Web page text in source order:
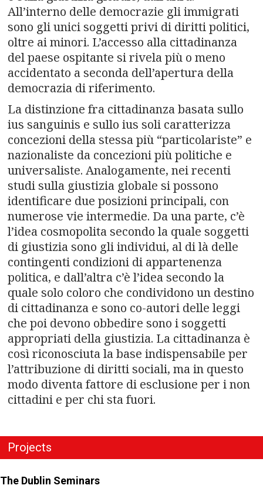
All’interno delle democrazie gli immigrati
sono gli unici soggetti privi di diritti politici,
oltre ai minori. L’accesso alla cittadinanza
del paese ospitante si rivela più o meno
accidentato a seconda dell’apertura della
democrazia di riferimento.
La distinzione fra cittadinanza basata sullo
ius sanguinis e sullo ius soli caratterizza
concezioni della stessa più “particolariste” e
nazionaliste da concezioni più politiche e
universaliste. Analogamente, nei recenti
studi sulla giustizia globale si possono
identificare due posizioni principali, con
numerose vie intermedie. Da una parte, c’è
l’idea cosmopolita secondo la quale soggetti
di giustizia sono gli individui, al di là delle
contingenti condizioni di appartenenza
politica, e dall’altra c’è l’idea secondo la
quale solo coloro che condividono un destino
di cittadinanza e sono co-autori delle leggi
che poi devono obbedire sono i soggetti
appropriati della giustizia. La cittadinanza è
così riconosciuta la base indispensabile per
l’attribuzione di diritti sociali, ma in questo
modo diventa fattore di esclusione per i non
cittadini e per chi sta fuori.
Projects
The Dublin Seminars